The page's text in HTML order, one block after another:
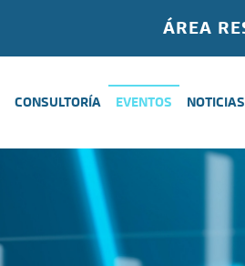
ÁREA
CONSULTORÍA EVENTOS NOTICIAS